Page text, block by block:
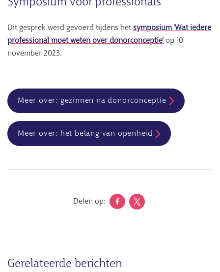
Symposium voor professionals
Dit gesprek werd gevoerd tijdens het symposium 'Wat iedere
professional moet weten over donorconceptie' op 10
november 2023.
Meer over: gezinnen na donorconceptie
Meer over: het belang van openheid
Delen op:
Gerelateerde berichten